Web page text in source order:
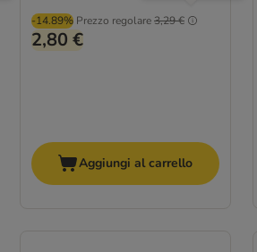
-14.89% Prezzo regolare3,29 €
2,80 €
Aggiungi al carrello